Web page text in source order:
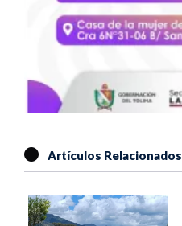
Artículos Relacionados